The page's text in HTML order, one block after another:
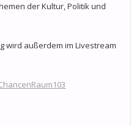
der Kultur, Politik und
wird außerdem im Livestream